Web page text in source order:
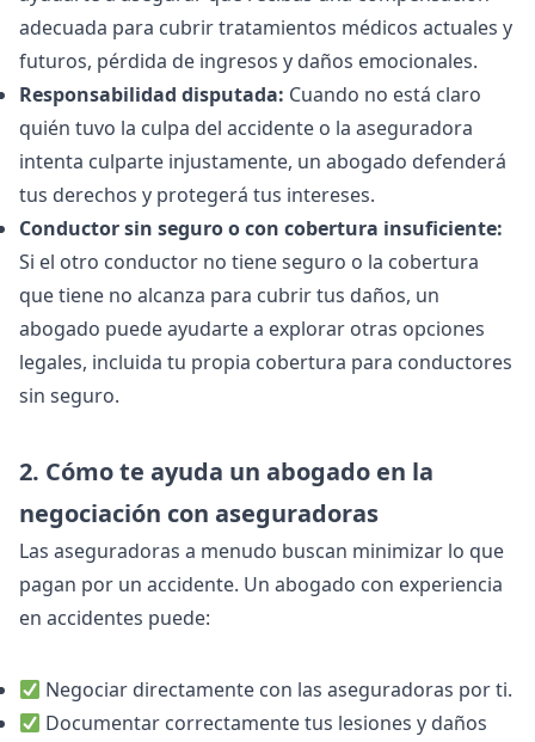
adecuada para cubrir tratamientos médicos actuales y
futuros, pérdida de ingresos y daños emocionales.
Responsabilidad disputada: Cuando no está claro
quién tuvo la culpa del accidente o la aseguradora
intenta culparte injustamente, un abogado defenderá
tus derechos y protegerá tus intereses.
Conductor sin seguro o con cobertura insuficiente:
Si el otro conductor no tiene seguro o la cobertura
que tiene no alcanza para cubrir tus daños, un
abogado puede ayudarte a explorar otras opciones
legales, incluida tu propia cobertura para conductores
sin seguro.
2. Cómo te ayuda un abogado en la
negociación con aseguradoras
Las aseguradoras a menudo buscan minimizar lo que
pagan por un accidente. Un abogado con experiencia
en accidentes puede:
Negociar directamente con las aseguradoras por ti.
Documentar correctamente tus lesiones y daños